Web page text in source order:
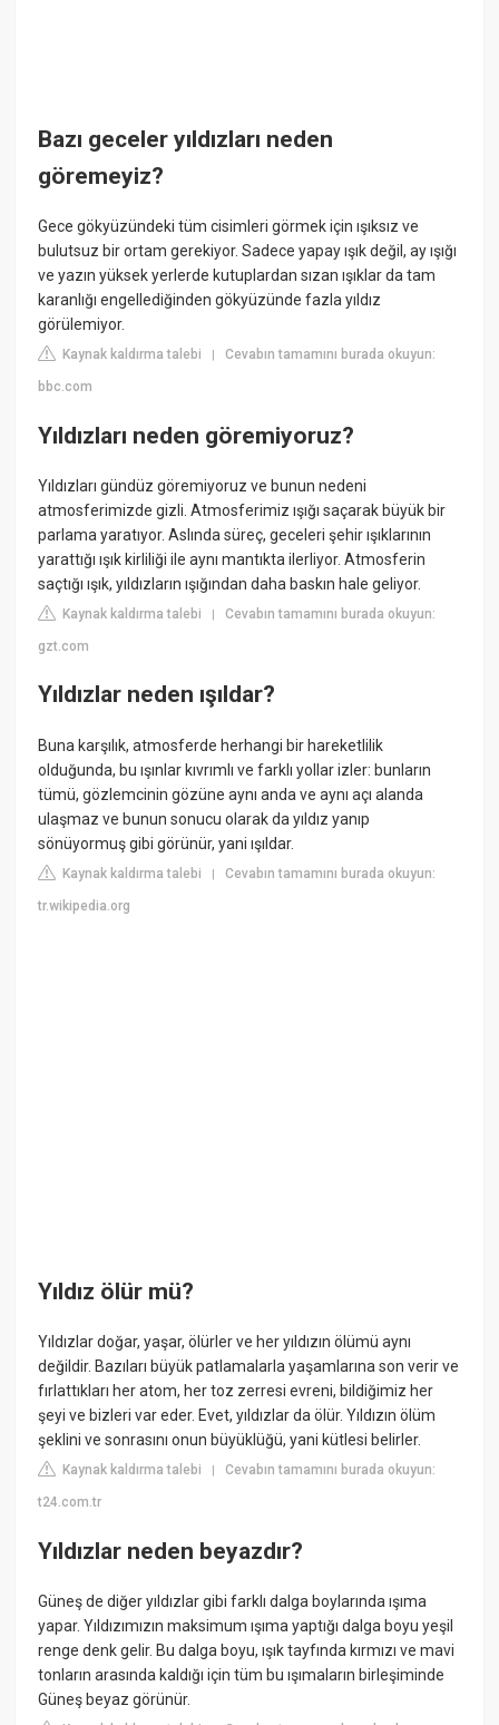
Bazı geceler yıldızları neden
göremeyiz?
Gece gökyüzündeki tüm cisimleri görmek için ışıksız ve
bulutsuz bir ortam gerekiyor. Sadece yapay ışık değil, ay ışığı
ve yazın yüksek yerlerde kutuplardan sızan ışıklar da tam
karanlığı engellediğinden gökyüzünde fazla yıldız
görülemiyor.
Kaynak kaldırma talebi |Cevabın tamamını burada okuyun:
bbc.com
Yıldızları neden göremiyoruz?
Yıldızları gündüz göremiyoruz ve bunun nedeni
atmosferimizde gizli. Atmosferimiz ışığı saçarak büyük bir
parlama yaratıyor. Aslında süreç, geceleri şehir ışıklarının
yarattığı ışık kirliliği ile aynı mantıkta ilerliyor. Atmosferin
saçtığı ışık, yıldızların ışığından daha baskın hale geliyor.
Kaynak kaldırma talebi |Cevabın tamamını burada okuyun:
gzt.com
Yıldızlar neden ışıldar?
Buna karşılık, atmosferde herhangi bir hareketlilik
olduğunda, bu ışınlar kıvrımlı ve farklı yollar izler: bunların
tümü, gözlemcinin gözüne aynı anda ve aynı açı alanda
ulaşmaz ve bunun sonucu olarak da yıldız yanıp
sönüyormuş gibi görünür, yani ışıldar.
Kaynak kaldırma talebi |Cevabın tamamını burada okuyun:
tr.wikipedia.org
Yıldız ölür mü?
Yıldızlar doğar, yaşar, ölürler ve her yıldızın ölümü aynı
değildir. Bazıları büyük patlamalarla yaşamlarına son verir ve
fırlattıkları her atom, her toz zerresi evreni, bildiğimiz her
şeyi ve bizleri var eder. Evet, yıldızlar da ölür. Yıldızın ölüm
şeklini ve sonrasını onun büyüklüğü, yani kütlesi belirler.
Kaynak kaldırma talebi |Cevabın tamamını burada okuyun:
t24.com.tr
Yıldızlar neden beyazdır?
Güneş de diğer yıldızlar gibi farklı dalga boylarında ışıma
yapar. Yıldızımızın maksimum ışıma yaptığı dalga boyu yeşil
renge denk gelir. Bu dalga boyu, ışık tayfında kırmızı ve mavi
tonların arasında kaldığı için tüm bu ışımaların birleşiminde
Güneş beyaz görünür.